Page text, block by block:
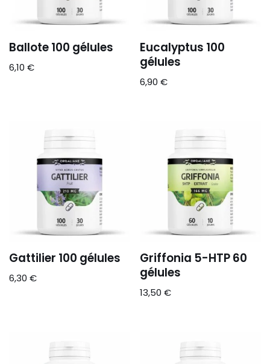
Ballote 100 gélules
6,10 €
Eucalyptus 100
gélules
6,90€
Gattilier 100 gélules
6,30 €
Griffonia 5-HTP 60
gélules
13,50€